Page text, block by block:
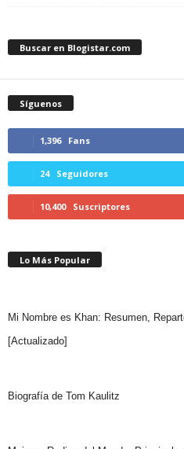
Buscar en Blogistar.com
Síguenos
1,396 Fans
24 Seguidores
10,400 Suscriptores
Lo Más Popular
Mi Nombre es Khan: Resumen,
[Actualizado]
Biografía de Tom Kaulitz